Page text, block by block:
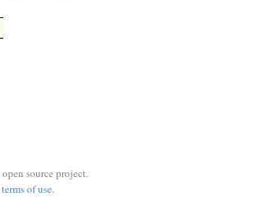
source project.
terms of use.